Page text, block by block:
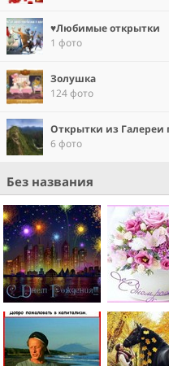
♥Любимые открытки
1 фото
Золушка
124 фото
Открытки из Галереи
6 фото
Без названия